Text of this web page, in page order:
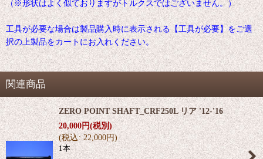
（※形状はよく似ておりますがトルクスではございません。）
工具が必要な場合は製品購入時に表示される【工具が必要】をご選
択の上製品をカートにお入れください。
関連商品
ZERO POINT SHAFT_CRF250L リア '12-'16
20,000円(税別)
(税込: 22,000円)
1本